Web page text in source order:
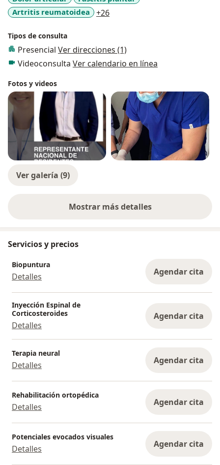
Artritis reumatoidea
+26a11y_sr_more_diseases
Tipos de consulta
Presencial Ver direcciones (1)
Videoconsulta Ver calendario en línea
Fotos y videos
Ver galería (9)
Mostrar más detalles
sobre la experiencia
Servicios y precios
Biopuntura
Detalles Agendar cita
Inyección Espinal de
Corticosteroides
Detalles
Agendar cita
Terapia neural
Detalles Agendar cita
Rehabilitación ortopédica
Detalles Agendar cita
Potenciales evocados visuales
Detalles Agendar cita